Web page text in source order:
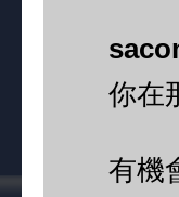
你在
有機